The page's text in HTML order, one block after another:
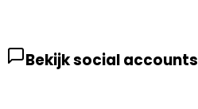
Bekijk social accounts